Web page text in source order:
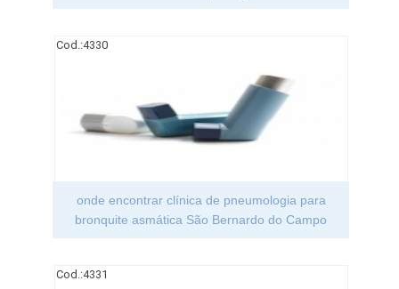
Cod.:4330
onde encontrar clínica de pneumologia para
bronquite asmática São Bernardo do Campo
Cod.:4331